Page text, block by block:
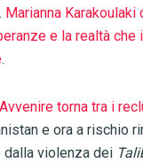
Marianna
e la realtà che
.
torna tra i
e ora a rischio
violenza dei